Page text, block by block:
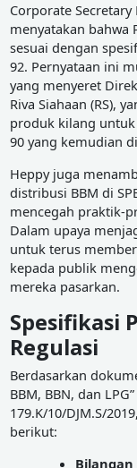
Corporate
menyatakan bahwa
sesuai dengan
92. Pernyataan ini
yang menyeret
Riva Siahaan (RS),
produk kilang untuk
90 yang kemudian
Heppy juga
distribusi BBM di
mencegah praktik-
Dalam upaya
untuk terus
kepada publik
mereka pasarkan.
Spesifikasi
Regulasi
Berdasarkan
BBM, BBN, dan
179.K/10/DJM.S/
berikut:
Bilangan